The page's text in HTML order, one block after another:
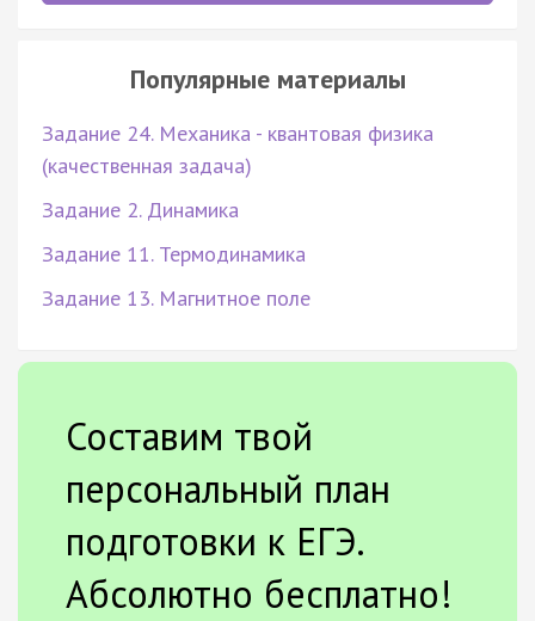
Популярные материалы
Задание 24. Механика - квантовая физика
(качественная задача)
Задание 2. Динамика
Задание 11. Термодинамика
Задание 13. Магнитное поле
Составим твой
персональный план
подготовки к ЕГЭ.
Абсолютно бесплатно!